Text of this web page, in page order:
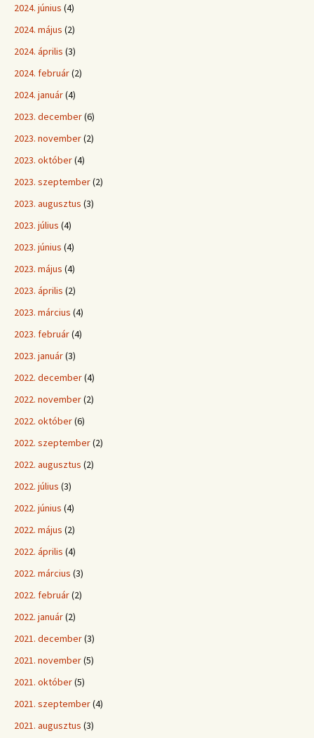
2024. június (4)
2024. május (2)
2024. április (3)
2024. február(2)
2024. január(4)
2023. december(6)
2023. november(2)
2023. október(4)
2023. szeptember(2)
2023. augusztus (3)
2023. július (4)
2023. június (4)
2023. május (4)
2023. április (2)
2023. március (4)
2023. február(4)
2023. január(3)
2022. december(4)
2022. november(2)
2022. október(6)
2022. szeptember(2)
2022. augusztus (2)
2022. július (3)
2022. június (4)
2022. május (2)
2022. április (4)
2022. március (3)
2022. február(2)
2022. január(2)
2021. december(3)
2021. november(5)
2021. október(5)
2021. szeptember(4)
2021. augusztus (3)